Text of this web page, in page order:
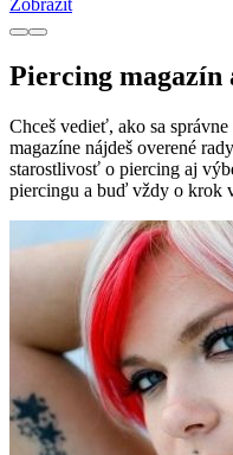
Zobrazit
Piercing magazín
Chceš vedieť, ako sa
magazíne nájdeš overené
starostlivosť o piercing aj
piercingu a buď vždy o krok